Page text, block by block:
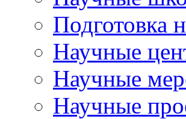
Подготовка
Научные
Научные
Научные